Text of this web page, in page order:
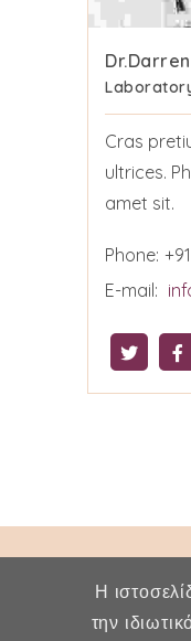
Cras
ultrices.
amet sit.
Phone:
E-mail:
Η
την